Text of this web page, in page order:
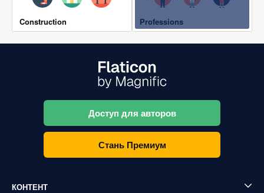
Construction Professions
Доступ для авторов
Стань Премиум
КОНТЕНТ